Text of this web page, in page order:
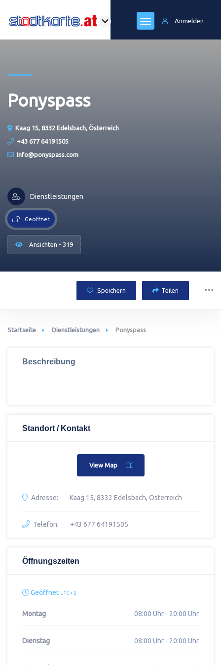
Anmelden
Ponyspass
Kaag 15, 8332 Edelsbach, Österreich
+43 677 64191505
Info@ponyspass.com
Dienstleistungen
Geöffnet
Ansichten - 319
Speichern Teilen
Startseite Dienstleistungen Ponyspass
Beschreibung
Standort / Kontakt
View Map
Adresse: Kaag 15, 8332 Edelsbach, Österreich
Telefon: +43 677 64191505
Öffnungszeiten
Geöffnet UTC + 2
Montag 08:00 Uhr - 20:00 Uhr
Dienstag 08:00 Uhr - 20:00 Uhr